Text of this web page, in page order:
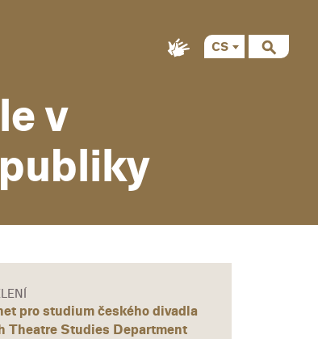
CS
v
pro studium českého divadla
Theatre Studies Department